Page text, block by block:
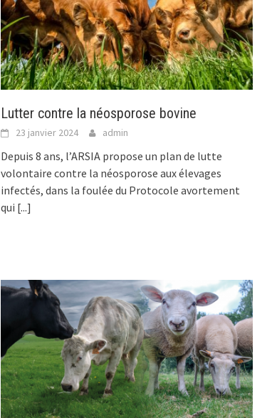
Lutter contre la néosporose bovine
23 janvier 2024 admin
Depuis 8 ans, l’ARSIA propose un plan de lutte
volontaire contre la néosporose aux élevages
infectés, dans la foulée du Protocole avortement
qui [...]